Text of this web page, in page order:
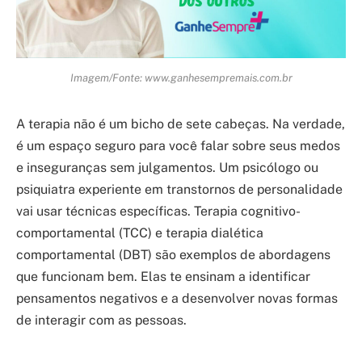
Imagem/Fonte: www.ganhesempremais.com.br
A terapia não é um bicho de sete cabeças. Na verdade,
é um espaço seguro para você falar sobre seus medos
e inseguranças sem julgamentos. Um psicólogo ou
psiquiatra experiente em transtornos de personalidade
vai usar técnicas específicas. Terapia cognitivo-
comportamental (TCC) e terapia dialética
comportamental (DBT) são exemplos de abordagens
que funcionam bem. Elas te ensinam a identificar
pensamentos negativos e a desenvolver novas formas
de interagir com as pessoas.